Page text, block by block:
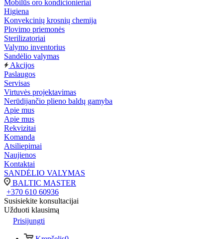
Mobilūs oro kondicionieriai
Higiena
Konvekcinių krosnių chemija
Plovimo priemonės
Sterilizatoriai
Valymo inventorius
Sandėlio valymas
Akcijos
Paslaugos
Servisas
Virtuvės projektavimas
Nerūdijančio plieno baldų gamyba
Apie mus
Apie mus
Rekvizitai
Komanda
Atsiliepimai
Naujienos
Kontaktai
SANDĖLIO VALYMAS
BALTIC MASTER
+370 610 60936
Susisiekite konsultacijai
Užduoti klausimą
Prisijungti